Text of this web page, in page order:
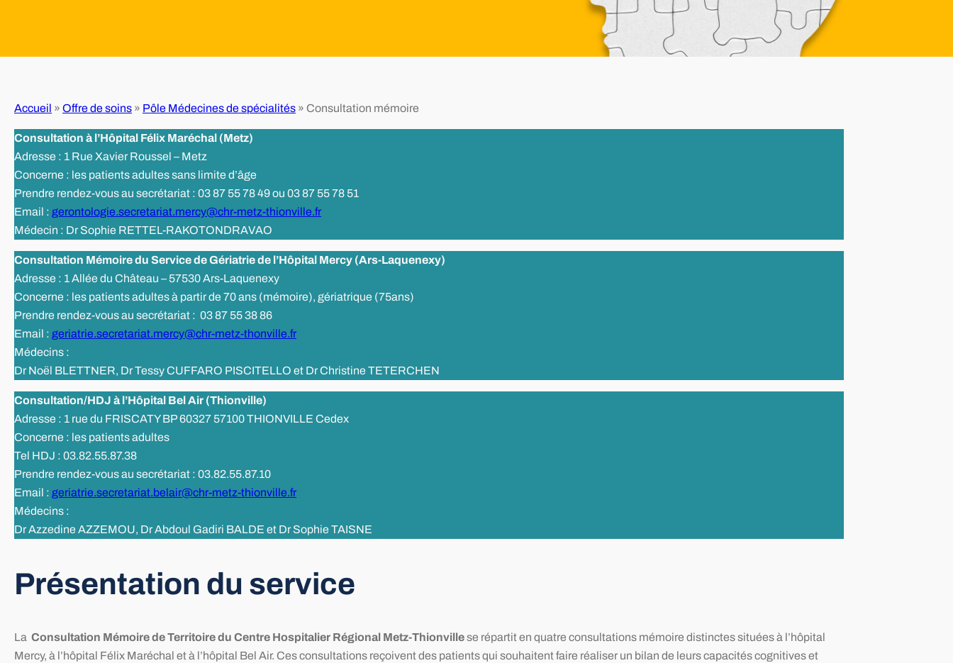
Accueil » Offre de soins » Pôle Médecines de spécialités » Consultation mémoire
Consultation à l’Hôpital Félix Maréchal (Metz)
Adresse : 1 Rue Xavier Roussel – Metz
Concerne : les patients adultes sans limite d’âge
Prendre rendez-vous au secrétariat : 03 87 55 78 49 ou 03 87 55 78 51
Email : gerontologie.secretariat.mercy@chr-metz-thionville.fr
Médecin : Dr Sophie RETTEL-RAKOTONDRAVAO
Consultation Mémoire du Service de Gériatrie de l’Hôpital Mercy (Ars-Laquenexy)
Adresse : 1 Allée du Château – 57530 Ars-Laquenexy
Concerne : les patients adultes à partir de 70 ans (mémoire), gériatrique (75ans)
Prendre rendez-vous au secrétariat : 03 87 55 38 86
Email : geriatrie.secretariat.mercy@chr-metz-thonville.fr
Médecins :
Dr Noël BLETTNER, Dr Tessy CUFFARO PISCITELLO et Dr Christine TETERCHEN
Consultation/HDJ à l’Hôpital Bel Air (Thionville)
Adresse : 1 rue du FRISCATY BP 60327 57100 THIONVILLE Cedex
Concerne : les patients adultes
Tel HDJ : 03.82.55.87.38
Prendre rendez-vous au secrétariat : 03.82.55.87.10
Email : geriatrie.secretariat.belair@chr-metz-thionville.fr
Médecins :
Dr Azzedine AZZEMOU, Dr Abdoul Gadiri BALDE et Dr Sophie TAISNE
Présentation du service
La Consultation Mémoire de Territoiredu Centre Hospitalier Régional Metz-Thionvillese répartit en quatre consultations mémoire distinctes situées à l’hôpital
Mercy, à l’hôpital Félix Maréchal et à l’hôpital Bel Air. Ces consultations reçoivent des patients qui souhaitent faire réaliser un bilan de leurs capacités cognitives et